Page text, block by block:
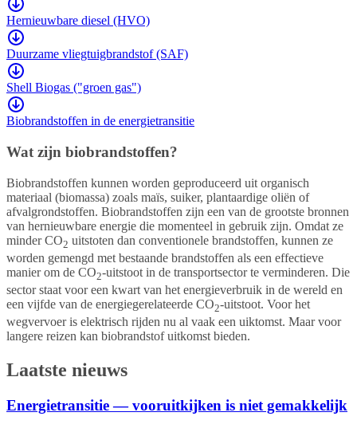
Hernieuwbare diesel (HVO)
Duurzame vliegtuigbrandstof (SAF)
Shell Biogas ("groen gas")
Biobrandstoffen in de energietransitie
Wat zijn biobrandstoffen?
Biobrandstoffen kunnen worden geproduceerd uit organisch
materiaal (biomassa) zoals maïs, suiker, plantaardige oliën of
afvalgrondstoffen. Biobrandstoffen zijn een van de grootste bronnen
van hernieuwbare energie die momenteel in gebruik zijn. Omdat ze
minder CO2 uitstoten dan conventionele brandstoffen, kunnen ze
worden gemengd met bestaande brandstoffen als een effectieve
manier om de CO2-uitstoot in de transportsector te verminderen. Die
sector staat voor een kwart van het energieverbruik in de wereld en
een vijfde van de energiegerelateerde CO2-uitstoot. Voor het
wegvervoer is elektrisch rijden nu al vaak een uiktomst. Maar voor
langere reizen kan biobrandstof uitkomst bieden.
Laatste nieuws
Energietransitie — vooruitkijken is niet gemakkelijk